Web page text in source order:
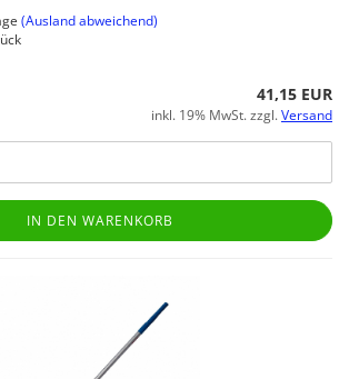
(Ausland abweichend)
41,15 EUR
inkl. 19% MwSt. zzgl.Versand
IN DEN WARENKORB